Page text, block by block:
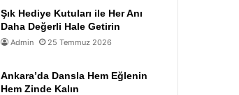
Şık Hediye Kutuları ile Her Anı
Daha Değerli Hale Getirin
Admin 25 Temmuz 2026
Ankara’da Dansla Hem Eğlenin
Hem Zinde Kalın